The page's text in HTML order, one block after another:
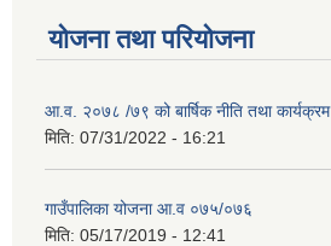
योजना तथा परियोजना
आ.व. २०७८ /७९ को बार्षिक नीति तथा कार्यक्रम
मिति: 07/31/2022 - 16:21
गाउँपालिका योजना आ.व ०७५/०७६
मिति: 05/17/2019 - 12:41